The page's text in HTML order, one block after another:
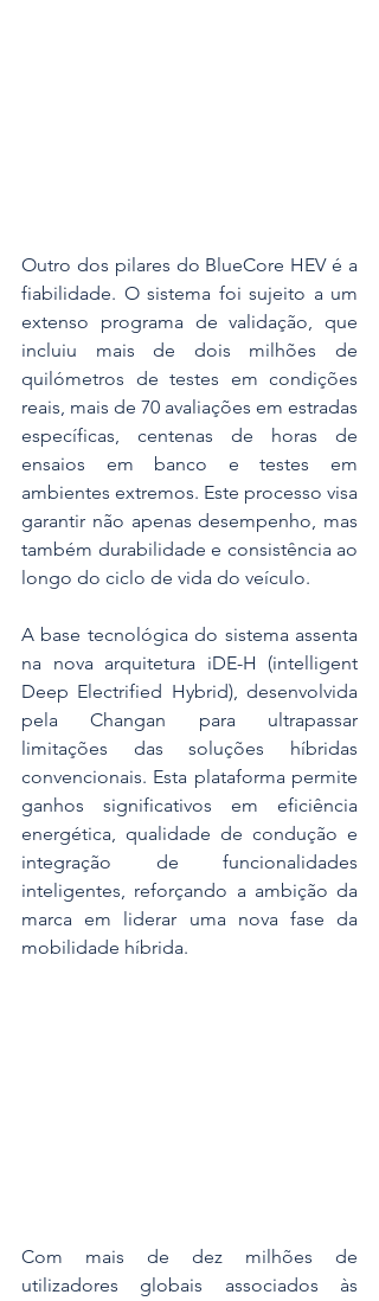
Outro dos pilares do BlueCore HEV é a
fiabilidade. O sistema foi sujeito a um
extenso programa de validação, que
incluiu mais de dois milhões de
quilómetros de testes em condições
reais, mais de 70 avaliações em estradas
específicas, centenas de horas de
ensaios em banco e testes em
ambientes extremos. Este processo visa
garantir não apenas desempenho, mas
também durabilidade e consistência ao
longo do ciclo de vida do veículo.
A base tecnológica do sistema assenta
na nova arquitetura iDE-H (intelligent
Deep Electrified Hybrid), desenvolvida
pela Changan para ultrapassar
limitações das soluções híbridas
convencionais. Esta plataforma permite
ganhos significativos em eficiência
energética, qualidade de condução e
integração de funcionalidades
inteligentes, reforçando a ambição da
marca em liderar uma nova fase da
mobilidade híbrida.
Com mais de dez milhões de
utilizadores globais associados às